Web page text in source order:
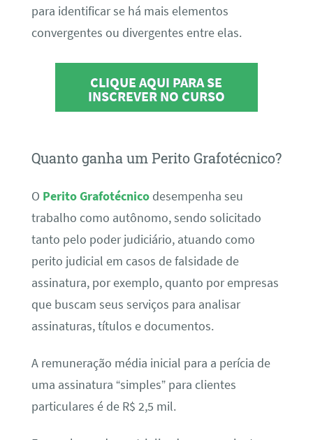
para identificar se há mais elementos
convergentes ou divergentes entre elas.
CLIQUE AQUI PARA SE
INSCREVER NO CURSO
Quanto ganha um Perito Grafotécnico?
O Perito Grafotécnicodesempenha seu
trabalho como autônomo, sendo solicitado
tanto pelo poder judiciário, atuando como
perito judicial em casos de falsidade de
assinatura, por exemplo, quanto por empresas
que buscam seus serviços para analisar
assinaturas, títulos e documentos.
A remuneração média inicial para a perícia de
uma assinatura “simples” para clientes
particulares é de R$ 2,5 mil.